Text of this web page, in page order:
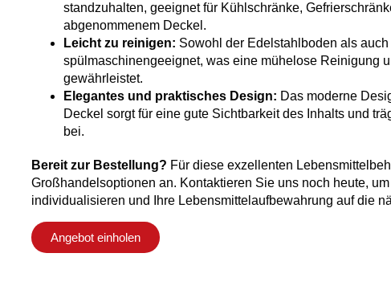
standzuhalten, geeignet für Kühlschränke,
abgenommenem Deckel.
Leicht zu reinigen: Sowohl der Edelstahlboden als
spülmaschinengeeignet, was eine mühelose Reinigung
gewährleistet.
Elegantes und praktisches Design: Das moderne
Deckel sorgt für eine gute Sichtbarkeit des Inhalts und
bei.
Bereit zur Bestellung? Für diese exzellenten
Großhandelsoptionen an. Kontaktieren Sie uns noch heute,
individualisieren und Ihre Lebensmittelaufbewahrung auf die
Angebot einholen